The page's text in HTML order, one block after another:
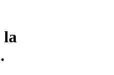
la
.